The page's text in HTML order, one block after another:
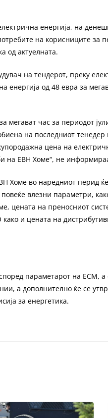
енергија, на
на корисниците за
од актуелната.
на тендерот, преку
енергија од 48 евра за
час за периодот
на последниот
цена на
на ЕВН Хоме“, не
Хоме во наредниот перид
влезни параметри,
цената на преносниот
и цената на
параметарот на ЕСМ, а
а дополнително ќе се
за енергетика.